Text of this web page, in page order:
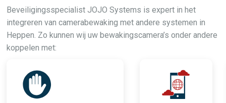
Beveiligingsspecialist JOJO Systems is expert in het
integreren van camerabewaking met andere systemen in
Heppen. Zo kunnen wij uw bewakingscamera’s onder andere
koppelen met: